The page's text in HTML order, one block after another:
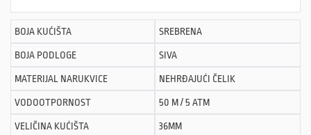
BOJA KUĆIŠTA SREBRENA
BOJA PODLOGE SIVA
MATERIJAL NARUKVICE NEHRĐAJUĆI ČELIK
VODOOTPORNOST 50 M / 5 ATM
VELIČINA KUĆIŠTA 36MM